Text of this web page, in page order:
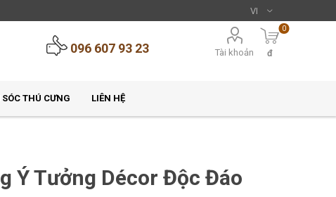
096 607 93 23 Tài khoản
0
đ
THÚ CƯNG LIÊN HỆ
Ý Tưởng Décor Độc Đáo